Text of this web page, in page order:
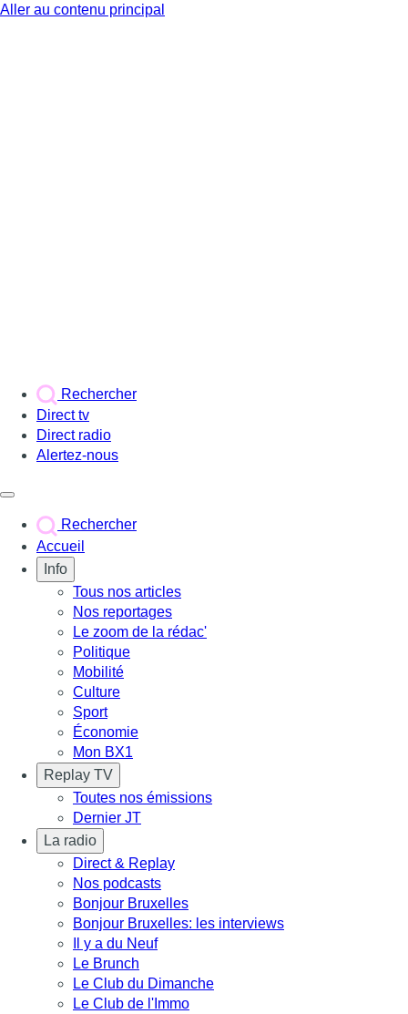
Aller au contenu principal
Rechercher
Direct tv
Direct radio
Alertez-nous
Rechercher
Accueil
Info
Tous nos articles
Nos reportages
Le zoom de la rédac'
Politique
Mobilité
Culture
Sport
Économie
Mon BX1
Replay TV
Toutes nos émissions
Dernier JT
La radio
Direct & Replay
Nos podcasts
Bonjour Bruxelles
Bonjour Bruxelles: les interviews
Il y a du Neuf
Le Brunch
Le Club du Dimanche
Le Club de l'Immo